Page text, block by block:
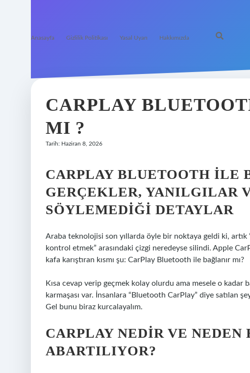
Anasayfa Gizlilik Politikası Yasal Uyarı Hakkımızda
CARPLAY
MI ?
Tarih: Haziran 8, 2026
CARPLAY BLUETOOTH ILE
GERÇEKLER, YANILGILAR
SÖYLEMEDIĞI DETAYLAR
Araba teknolojisi son yıllarda öyle bir noktaya geldi ki, artık
kontrol etmek” arasındaki çizgi neredeyse silindi. Apple
kafa karıştıran kısmı şu: CarPlay Bluetooth ile bağlanır mı?
Kısa cevap verip geçmek kolay olurdu ama mesele o
karmaşası var. İnsanlara “Bluetooth CarPlay” diye satılan
Gel bunu biraz kurcalayalım.
CARPLAY NEDIR VE NEDEN
ABARTILIYOR?